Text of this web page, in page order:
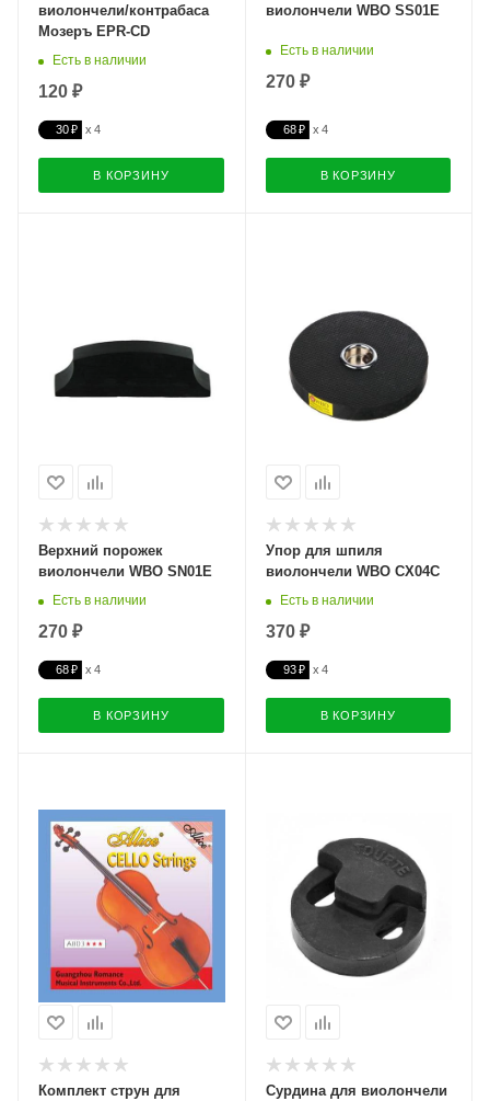
виолончели/контрабаса
Мозеръ EPR-CD
Есть в наличии
120 ₽
30 ₽
В КОРЗИНУ
виолончели WBO SS01E
Есть в наличии
270 ₽
68 ₽
В КОРЗИНУ
Верхний порожек
виолончели WBO SN01E
Есть в наличии
270 ₽
68 ₽
В КОРЗИНУ
Упор для шпиля
виолончели WBO CX04C
Есть в наличии
370 ₽
93 ₽
В КОРЗИНУ
Комплект струн для
Сурдина для виолончели